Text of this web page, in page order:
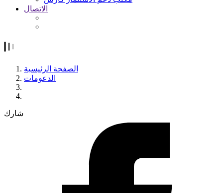
الاتصال
الصفحة الرئيسية
الدعومات
شارك